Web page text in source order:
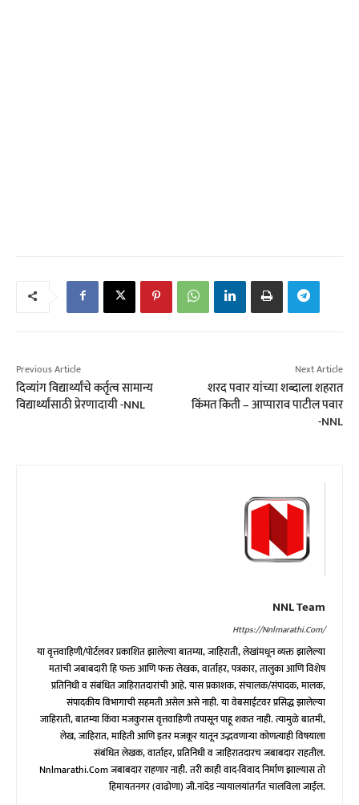
Previous Article
दिव्यांग विद्यार्थ्यांचे कर्तृत्व सामान्य
विद्यार्थ्यांसाठी प्रेरणादायी -NNL
Next Article
शरद पवार यांच्या शब्दाला शहरात
किंमत किती – आप्पाराव पाटील पवार
-NNL
NNL Team
Https://nnlmarathi.com/
या वृत्तवाहिणी/पोर्टलवर प्रकाशित झालेल्या बातम्या, जाहिराती, लेखांमधून व्यक्त झालेल्या
मतांची जबाबदारी हि फक्त आणि फक्त लेखक, वार्ताहर, पत्रकार, तालुका आणि विशेष
प्रतिनिधी व संबंधित जाहिरातदारांची आहे. यास प्रकाशक, संचालक/संपादक, मालक,
संपादकीय विभागाची सहमती असेल असे नाही. या वेबसाईटवर प्रसिद्ध झालेल्या
जाहिराती, बातम्या किंवा मजकुरास वृत्तवाहिणी तपासून पाहू शकत नाही. त्यामुळे बातमी,
लेख, जाहिरात, माहिती आणि इतर मजकूर यातून उद्भवणाऱ्या कोणत्याही विषयाला
संबंधित लेखक, वार्ताहर, प्रतिनिधी व जाहिरातदारच जबाबदार राहतील.
Nnlmarathi.com जबाबदार राहणार नाही. तरी काही वाद-विवाद निर्माण झाल्यास तो
हिमायतनगर (वाढोणा) जी.नांदेड न्यायालयांतर्गत चालविला जाईल.